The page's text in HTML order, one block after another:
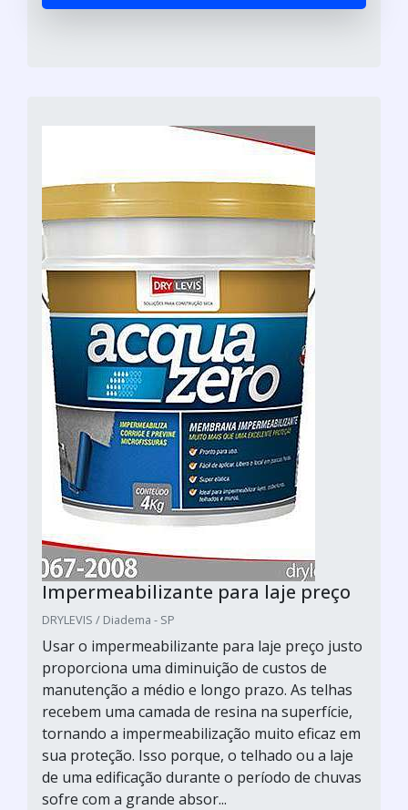
Impermeabilizante para laje preço
DRYLEVIS / Diadema - SP
Usar o impermeabilizante para laje preço justo
proporciona uma diminuição de custos de
manutenção a médio e longo prazo. As telhas
recebem uma camada de resina na superfície,
tornando a impermeabilização muito eficaz em
sua proteção. Isso porque, o telhado ou a laje
de uma edificação durante o período de chuvas
sofre com a grande absor...